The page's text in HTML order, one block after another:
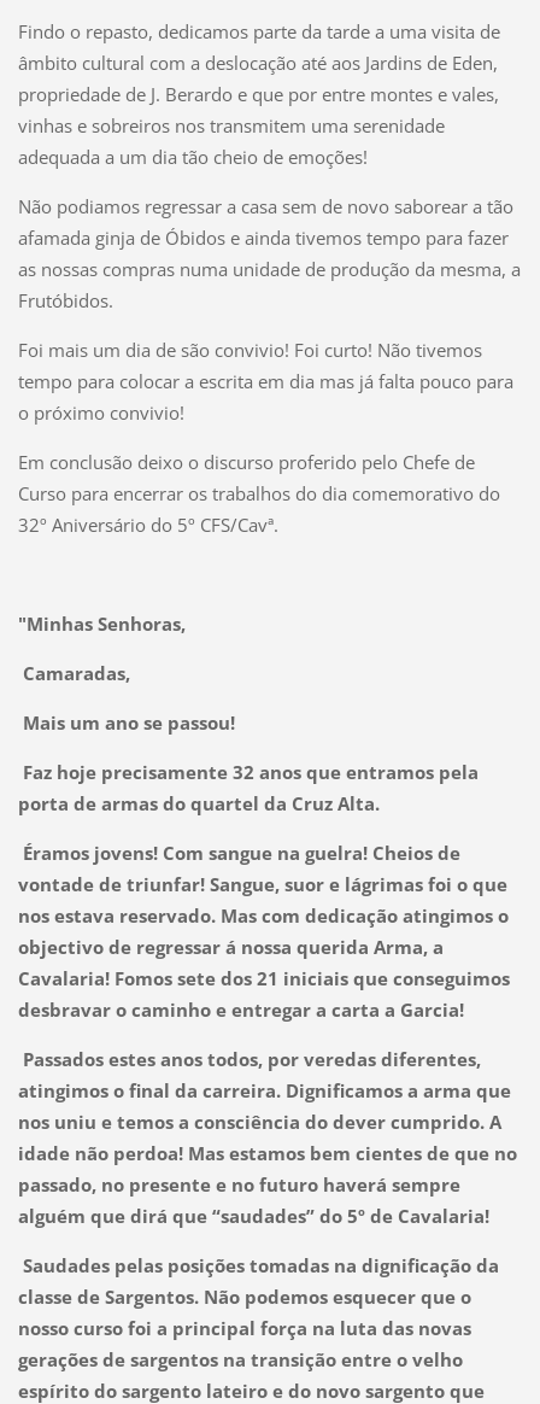
Findo o repasto, dedicamos parte da tarde a uma visita de
âmbito cultural com a deslocação até aos Jardins de Eden,
propriedade de J. Berardo e que por entre montes e vales,
vinhas e sobreiros nos transmitem uma serenidade
adequada a um dia tão cheio de emoções!
Não podiamos regressar a casa sem de novo saborear a tão
afamada ginja de Óbidos e ainda tivemos tempo para fazer
as nossas compras numa unidade de produção da mesma, a
Frutóbidos.
Foi mais um dia de são convivio! Foi curto! Não tivemos
tempo para colocar a escrita em dia mas já falta pouco para
o próximo convivio!
Em conclusão deixo o discurso proferido pelo Chefe de
Curso para encerrar os trabalhos do dia comemorativo do
32º Aniversário do 5º CFS/Cavª.
"Minhas Senhoras,
Camaradas,
Mais um ano se passou!
Faz hoje precisamente 32 anos que entramos pela
porta de armas do quartel da Cruz Alta.
Éramos jovens! Com sangue na guelra! Cheios de
vontade de triunfar! Sangue, suor e lágrimas foi o que
nos estava reservado. Mas com dedicação atingimos o
objectivo de regressar á nossa querida Arma, a
Cavalaria! Fomos sete dos 21 iniciais que conseguimos
desbravar o caminho e entregar a carta a Garcia!
Passados estes anos todos, por veredas diferentes,
atingimos o final da carreira. Dignificamos a arma que
nos uniu e temos a consciência do dever cumprido. A
idade não perdoa! Mas estamos bem cientes de que no
passado, no presente e no futuro haverá sempre
alguém que dirá que “saudades” do 5º de Cavalaria!
Saudades pelas posições tomadas na dignificação da
classe de Sargentos. Não podemos esquecer que o
nosso curso foi a principal força na luta das novas
gerações de sargentos na transição entre o velho
espírito do sargento lateiro e do novo sargento que